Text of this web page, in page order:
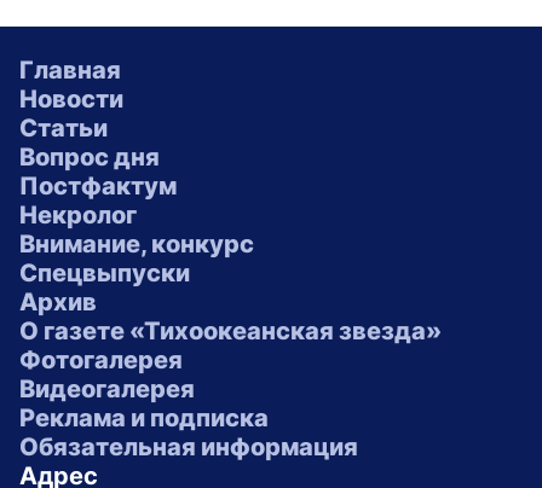
Главная
Новости
Статьи
Вопрос дня
Постфактум
Некролог
Внимание, конкурс
Спецвыпуски
Архив
О газете «Тихоокеанская звезда»
Фотогалерея
Видеогалерея
Реклама и подписка
Обязательная информация
Адрес